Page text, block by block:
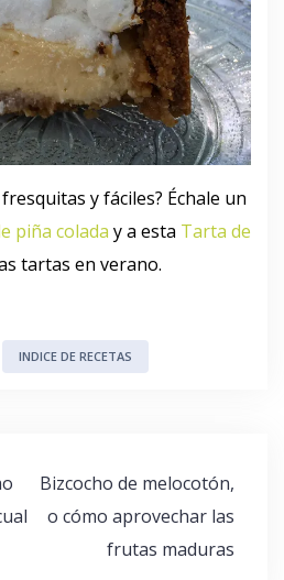
y fáciles? Échale un
piña colada y a esta Tarta de
tartas en verano.
INDICE DE RECETAS
Bizcocho de melocotón,
o cómo aprovechar las
frutas maduras